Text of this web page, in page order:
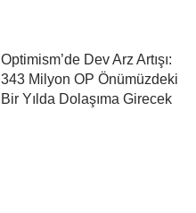
Optimism’de Dev Arz Artışı:
343 Milyon OP Önümüzdeki
Bir Yılda Dolaşıma Girecek